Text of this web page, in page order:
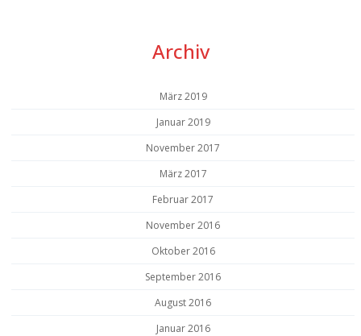
Archiv
März 2019
Januar 2019
November 2017
März 2017
Februar 2017
November 2016
Oktober 2016
September 2016
August 2016
Januar 2016